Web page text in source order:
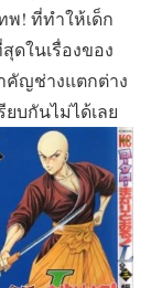
พ! ที่ทำให้เด็ก
ดในเรื่องของ
คัญช่างแตกต่าง
บกันไม่ได้เลย